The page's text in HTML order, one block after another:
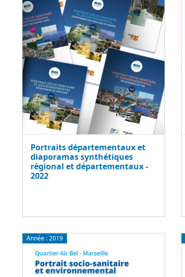
Portraits départementaux et
diaporamas synthétiques
régional et départementaux -
2022
Année :2019